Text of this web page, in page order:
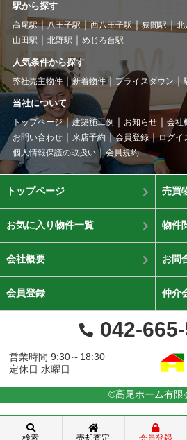
駅から探す
高尾駅 八王子駅 西八王子駅 狭間駅 北
山田駅
北野駅 めじろ台駅
人気条件から探す
弊社売主物件 新着物件 プライスダウン
当社について
トップページ 建築施工例 お知らせ 会社
お問い合わせ
来店予約 会員登録 ログイ
個人情報保護の取扱い
会員規約
トップページ 売買
お気に入り物件一覧 物件
会社概要 お問
会員登録 仲介
042-
営業時間 9:30～18:30
定休日 水曜日
©高尾ホーム有限
検索 売却査定 会員登録